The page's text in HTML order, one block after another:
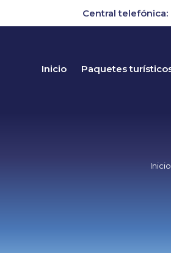
Central telefónica:
Inicio Paquetes
Inicio